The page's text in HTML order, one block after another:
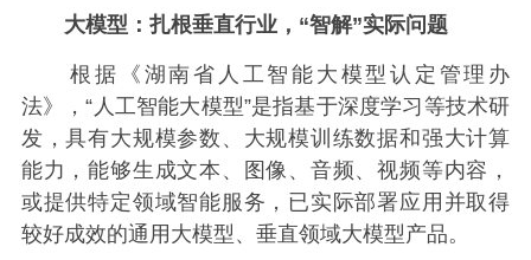
大模型：扎根垂直行业，“智解”实际问题
根据《湖南省人工智能大模型认定管理办
法》，“人工智能大模型”是指基于深度学习等技术研
发，具有大规模参数、大规模训练数据和强大计算
能力，能够生成文本、图像、音频、视频等内容，
或提供特定领域智能服务，已实际部署应用并取得
较好成效的通用大模型、垂直领域大模型产品。